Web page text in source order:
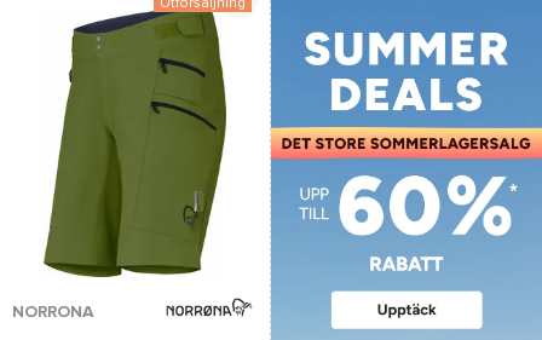
Utförsäljning
NORRONA